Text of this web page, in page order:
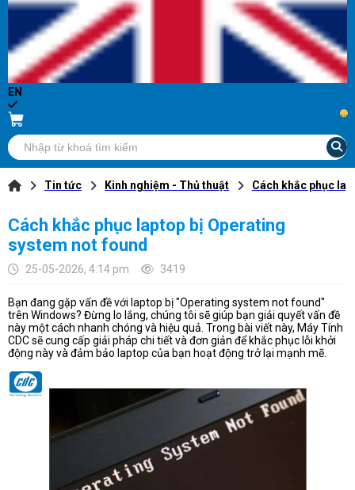
EN
...
Tin tức Kinh nghiệm - Thủ thuật Cách khắc phục
Cách khắc phục laptop bị Operating
system not found
25-05-2026, 4:14 pm 3419
Bạn đang gặp vấn đề với laptop bị "Operating system not found"
trên Windows? Đừng lo lắng, chúng tôi sẽ giúp bạn giải quyết vấn đề
này một cách nhanh chóng và hiệu quả. Trong bài viết này, Máy Tính
CDC sẽ cung cấp giải pháp chi tiết và đơn giản để khắc phục lỗi khởi
động này và đảm bảo laptop của bạn hoạt động trở lại mạnh mẽ.